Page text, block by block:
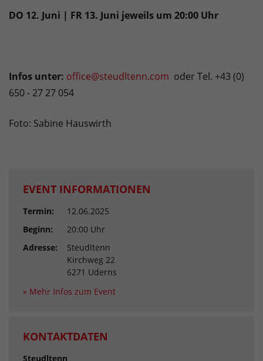
DO 12. Juni | FR 13. Juni jeweils um 20:00 Uhr
Infos unter: office@steudltenn.com oder Tel. +43 (0)
650 - 27 27 054
Foto: Sabine Hauswirth
EVENT INFORMATIONEN
Termin:
12.06.2025
Beginn:
20:00 Uhr
Adresse:
Steudltenn
Kirchweg 22
6271 Uderns
» Mehr Infos zum Event
KONTAKTDATEN
Steudltenn